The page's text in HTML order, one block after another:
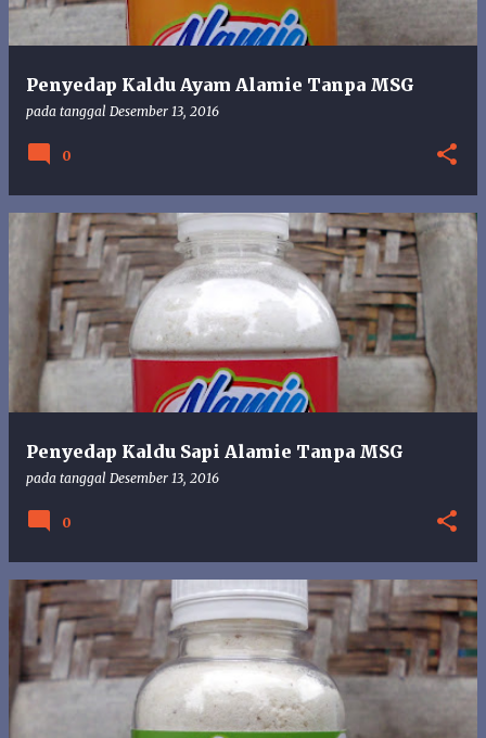
Penyedap Kaldu Ayam Alamie Tanpa MSG
pada tanggal Desember 13, 2016
0
Penyedap Kaldu Sapi Alamie Tanpa MSG
pada tanggal Desember 13, 2016
0